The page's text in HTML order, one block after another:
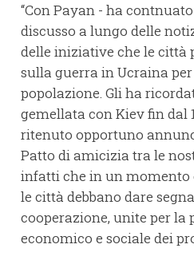
“Con Payan - ha
discusso a lungo delle
delle iniziative che le città
sulla guerra in Ucraina
popolazione. Gli ha
gemellata con Kiev fin dal
ritenuto opportuno
Patto di amicizia tra le
infatti che in un momento
le città debbano dare
cooperazione, unite per la
economico e sociale dei